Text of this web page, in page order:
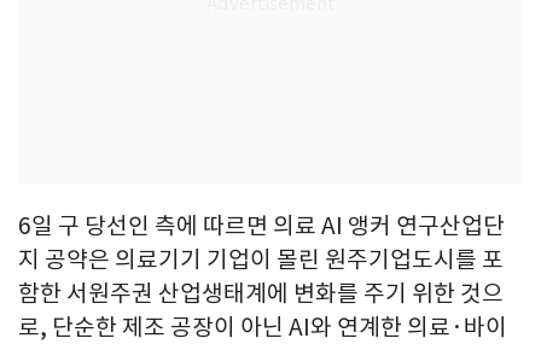
6일 구 당선인 측에 따르면 의료 AI 앵커 연구산업단
지 공약은 의료기기 기업이 몰린 원주기업도시를 포
함한 서원주권 산업생태계에 변화를 주기 위한 것으
로, 단순한 제조 공장이 아닌 AI와 연계한 의료·바이